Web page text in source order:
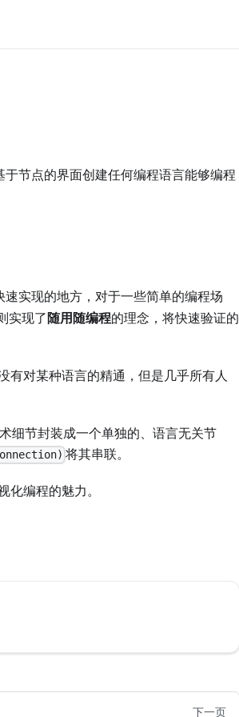
节点的界面创建任何编程语言能够编程
实现的地方，对于一些简单的编程场
实现了随用随编程的理念，将快速验证的
有对某种语言的精通，但是几乎所有人
细节封装成一个单独的、语言无关节
将其串联。
编程的魅力。
下一页